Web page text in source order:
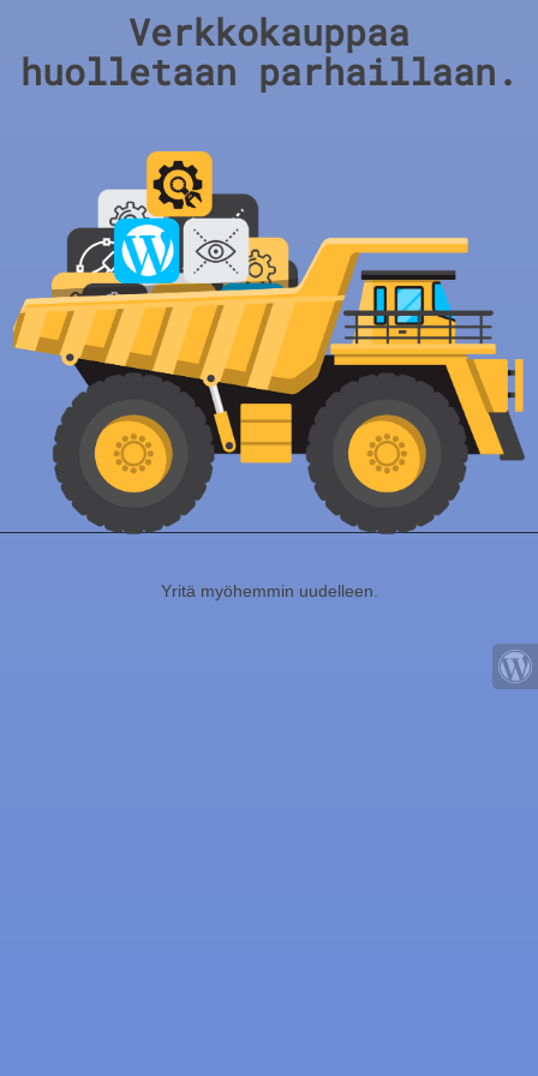
Verkkokauppaa
huolletaan parhaillaan.
Yritä myöhemmin uudelleen.